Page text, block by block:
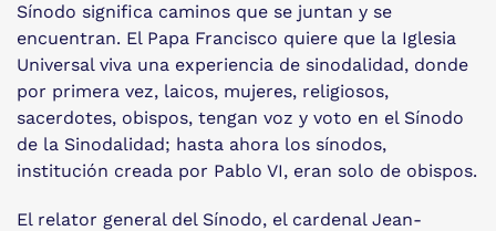
Sínodo significa caminos que se juntan y se
encuentran. El Papa Francisco quiere que la Iglesia
Universal viva una experiencia de sinodalidad, donde
por primera vez, laicos, mujeres, religiosos,
sacerdotes, obispos, tengan voz y voto en el Sínodo
de la Sinodalidad; hasta ahora los sínodos,
institución creada por Pablo VI, eran solo de obispos.
El relator general del Sínodo, el cardenal Jean-